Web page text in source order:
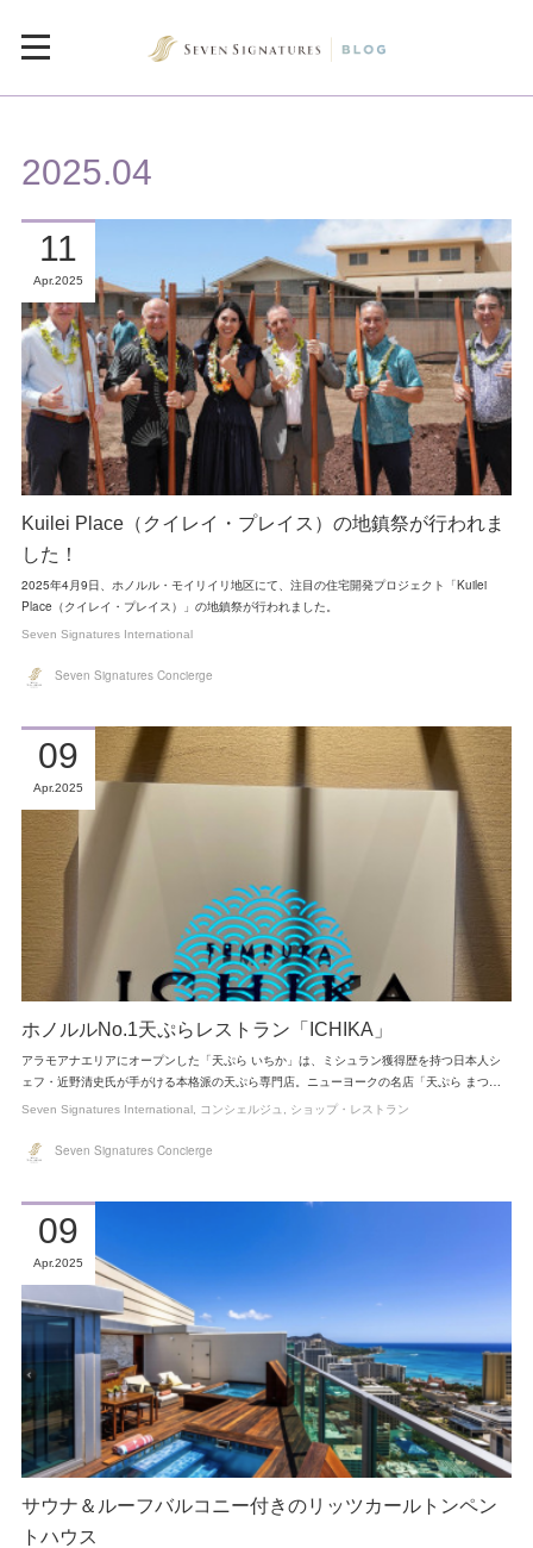
2025.04
Kuilei Place（クイレイ・プレイス）の地鎮祭が行われま
した！
2025年4月9日、ホノルル・モイリイリ地区にて、注目の住宅開発プロジェクト「Kuilei
Place（クイレイ・プレイス）」の地鎮祭が行われました。
11
Apr 2025
Seven Signatures International
Seven Signatures Concierge
ホノルルNo.1天ぷらレストラン「ICHIKA」
アラモアナエリアにオープンした「天ぷら いちか」は、ミシュラン獲得歴を持つ日本人シ
ェフ・近野清史氏が手がける本格派の天ぷら専門店。ニューヨークの名店「天ぷら まつ…
09
Apr 2025
Seven Signatures International コンシェルジュ ショップ・レストラン
Seven Signatures Concierge
サウナ＆ルーフバルコニー付きのリッツカールトンペン
トハウス
09
Apr 2025